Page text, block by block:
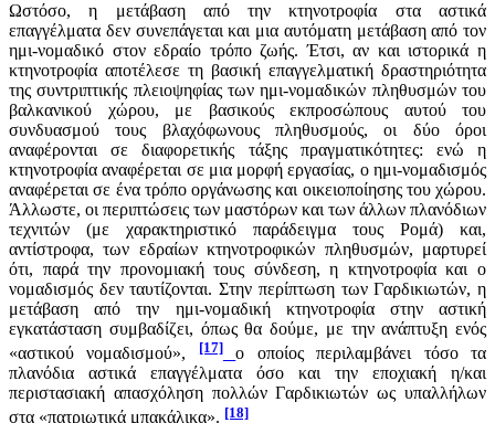
Ωστόσο, η μετάβαση από την κτηνοτροφία στα αστικά
επαγγέλματα δεν συνεπάγεται και μια αυτόματη μετάβαση από τον
ημι-νομαδικό στον εδραίο τρόπο ζωής. Έτσι, αν και ιστορικά η
κτηνοτροφία αποτέλεσε τη βασική επαγγελματική δραστηριότητα
της συντριπτικής πλειοψηφίας των ημι-νομαδικών πληθυσμών του
βαλκανικού χώρου, με βασικούς εκπροσώπους αυτού του
συνδυασμού τους βλαχόφωνους πληθυσμούς, οι δύο όροι
αναφέρονται σε διαφορετικής τάξης πραγματικότητες: ενώ η
κτηνοτροφία αναφέρεται σε μια μορφή εργασίας, ο ημι-νομαδισμός
αναφέρεται σε ένα τρόπο οργάνωσης και οικειοποίησης του χώρου.
Άλλωστε, οι περιπτώσεις των μαστόρων και των άλλων πλανόδιων
τεχνιτών (με χαρακτηριστικό παράδειγμα τους Ρομά) και,
αντίστροφα, των εδραίων κτηνοτροφικών πληθυσμών, μαρτυρεί
ότι, παρά την προνομιακή τους σύνδεση, η κτηνοτροφία και ο
νομαδισμός δεν ταυτίζονται. Στην περίπτωση των Γαρδικιωτών, η
μετάβαση από την ημι-νομαδική κτηνοτροφία στην αστική
εγκατάσταση συμβαδίζει, όπως θα δούμε, με την ανάπτυξη ενός
«αστικού νομαδισμού»,[17]
ο οποίος περιλαμβάνει τόσο τα
πλανόδια αστικά επαγγέλματα όσο και την εποχιακή η/και
περιστασιακή απασχόληση πολλών Γαρδικιωτών ως υπαλλήλων
στα «πατριωτικά μπακάλικα». [18]